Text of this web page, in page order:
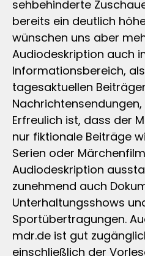
sehbehinderte
bereits ein deutlich
wünschen uns aber
Audiodeskription auch
Informationsbereich,
tagesaktuellen
Erfreulich ist, dass der
nur fiktionale Beiträge
Serien oder
Audiodeskription
zunehmend auch
Unterhaltungsshows
Sportübertragungen.
mdr.de ist gut
einschließlich der